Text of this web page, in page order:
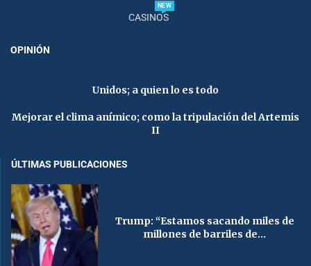
CASINOS
NEW
OPINIÓN
Unidos; a quien lo es todo
Mejorar el clima anímico; como la tripulación del Artemis
II
ÚLTIMAS PUBLICACIONES
Trump: “Estamos sacando miles de
millones de barriles de...